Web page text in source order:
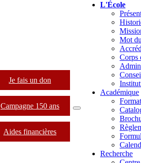
Je fais un don
Campagne 150 ans
Aides financières
L'École
Mot
Corps
Académique
Recherche